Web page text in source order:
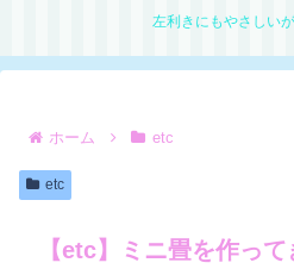
左利きにもやさしい
ホーム etc
etc
【etc】ミニ畳を作って